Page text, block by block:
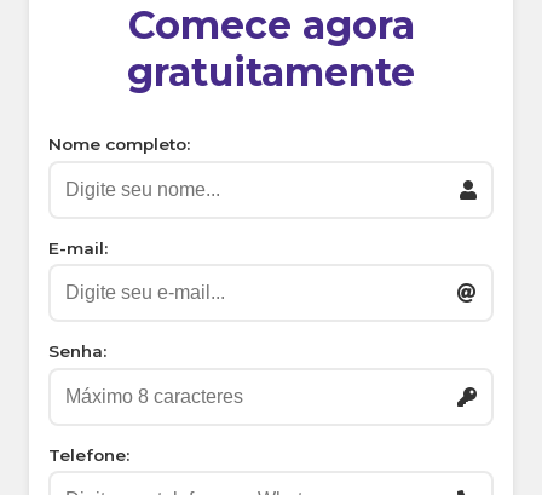
Comece agora
gratuitamente
Nome completo:
E-mail:
Senha:
Telefone: